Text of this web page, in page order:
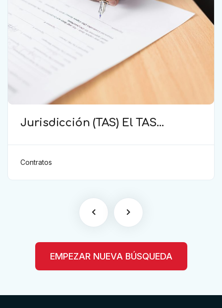
Jurisdicción (TAS) El TAS
cláusula de sumisión
jurisdiccional en el contrato del
Contratos
EMPEZAR NUEVA BÚSQUEDA